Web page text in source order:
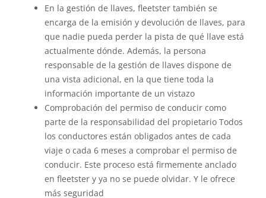
En la gestión de llaves, fleetster también se
encarga de la emisión y devolución de llaves, para
que nadie pueda perder la pista de qué llave está
actualmente dónde. Además, la persona
responsable de la gestión de llaves dispone de
una vista adicional, en la que tiene toda la
información importante de un vistazo
Comprobación del permiso de conducir como
parte de la responsabilidad del propietario Todos
los conductores están obligados antes de cada
viaje o cada 6 meses a comprobar el permiso de
conducir. Este proceso está firmemente anclado
en fleetster y ya no se puede olvidar. Y le ofrece
más seguridad